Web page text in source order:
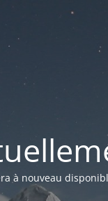
à nouveau